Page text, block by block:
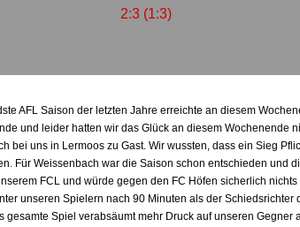
2:3 (1:3)
AFL Saison der letzten Jahre erreichte an diesem
und leider hatten wir das Glück an diesem Wochenende
bei uns in Lermoos zu Gast. Wir wussten, dass ein Sieg
Für Weissenbach war die Saison schon entschieden und
FCL und würde gegen den FC Höfen sicherlich
unseren Spielern nach 90 Minuten als der Schiedsrichter
gesamte Spiel verabsäumt mehr Druck auf unseren